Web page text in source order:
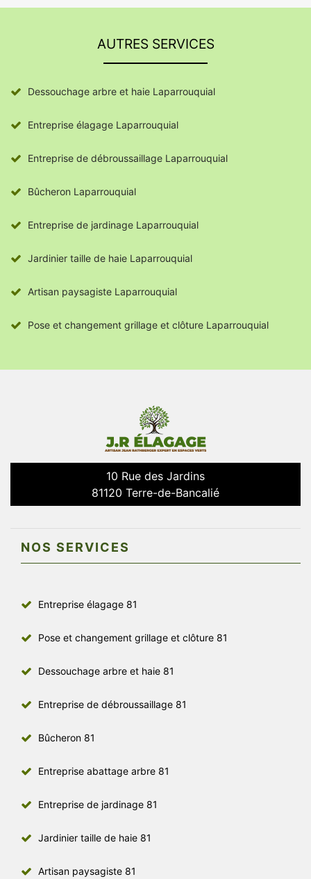
AUTRES SERVICES
Dessouchage arbre et haie Laparrouquial
Entreprise élagage Laparrouquial
Entreprise de débroussaillage Laparrouquial
Bûcheron Laparrouquial
Entreprise de jardinage Laparrouquial
Jardinier taille de haie Laparrouquial
Artisan paysagiste Laparrouquial
Pose et changement grillage et clôture Laparrouquial
10 Rue des Jardins
81120 Terre-de-Bancalié
NOS SERVICES
Entreprise élagage 81
Pose et changement grillage et clôture 81
Dessouchage arbre et haie 81
Entreprise de débroussaillage 81
Bûcheron 81
Entreprise abattage arbre 81
Entreprise de jardinage 81
Jardinier taille de haie 81
Artisan paysagiste 81